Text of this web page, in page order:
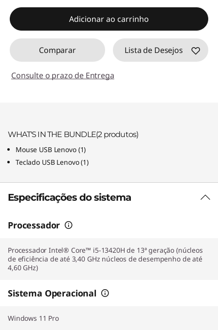
Adicionar ao carrinho
Comparar Lista de Desejos
Consulte o prazo de Entrega
WHAT'S IN THE BUNDLE(2produtos)
Mouse USB Lenovo (1)
Teclado USB Lenovo(1)
Especificações do sistema
Processador
Processador Intel® Core™ i5-13420H de 13ª geração (núcleos
de eficiência de até 3,40 GHz núcleos de desempenho de até
4,60 GHz)
Sistema Operacional
Windows 11 Pro